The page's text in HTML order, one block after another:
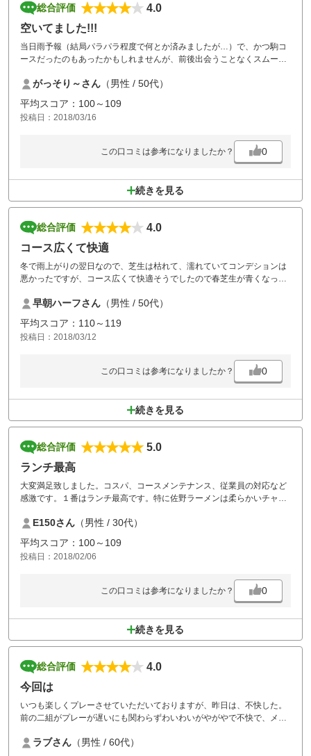
総合評価
4.0
空いてました!!!
当日雨予報（結局パラパラ程度で何とか済みましたが…）で、かつ駒コ
ースだったのもあったかもしれませんが、前後出会うことなくスムーズ
ンもキツイです。フラットをご希望の方は、もう一つのコースの方が良
いかもしれません。
がっそり～さん （男性 / 50代）
平均スコア：100～109
投稿日：2018/03/16
この口コミは参考になりましたか？ 0
続きを見る
総合評価
4.0
コース広くて快適
冬で雨上がりの翌日なので、芝生は枯れて、濡れていてコンデションは
悪かったですが、コース広くて快適そうでしたので春芝生が青くなった
早朝ハーフさん （男性 / 50代）
平均スコア：110～119
投稿日：2018/03/12
この口コミは参考になりましたか？ 0
続きを見る
総合評価
5.0
ランチ最高
大変満足致しました。コスパ、コースメンテナンス、従業員の対応など
感激です。１番はランチ最高です。特に佐野ラーメンは柔らかいチャー
た。ゴルフより食事が１番となりました。
E150さん （男性 / 30代）
平均スコア：100～109
投稿日：2018/02/06
この口コミは参考になりましたか？ 0
続きを見る
総合評価
4.0
今回は
いつも楽しくプレーさせていただいておりますが、昨日は、不快した。
前の二組がプレーが遅いにも関わらずわいわいがやがやで不快で、メン
導願いたいと思いましたが、人の面もあり大変ですよね
ラブさん （男性 / 60代）